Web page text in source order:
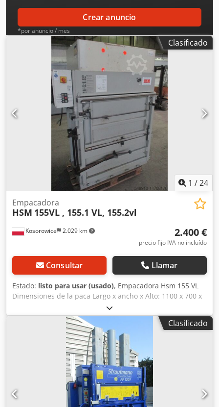
Crear anuncio
*por anuncio / mes
Clasificado
1 /24
Kosorowice 2.029 km
Empacadora
HSM 155VL , 155.1 VL, 155.2vl
2.400 €
precio fijo IVA no incluído
Consultar Llamar
Estado: listo para usar (usado), Empacadora Hsm 155 VL
Dimensiones de la paca Largo x ancho x Alto: 1100 x 700 x
700 - 950 mm Peso de la paca: 2000 – 250 kg (caja de
cartón) Datos técnicos: Largo x ancho x alto: 1470 x 940 x
2259 / 2439 mm Peso: 950 kilos Fuerza de prensado 16
toneladas Fuente de alimentación: 400 V (tres fases)
Potencia del motor: 4kW Eyector de pacas Empacadora
Hsm 155.1 VL fuerza de prensado 18 toneladas Chjdpfx
Ahsra Nrmo Usa Precio de la empacadora Hsm 155.1 VL -
2600eur Empacadora Hsm 155.2 vl fuerza de prensado 16
toneladas Precio empacadora hsm 155.2 vl - 2800eur
Clasificado